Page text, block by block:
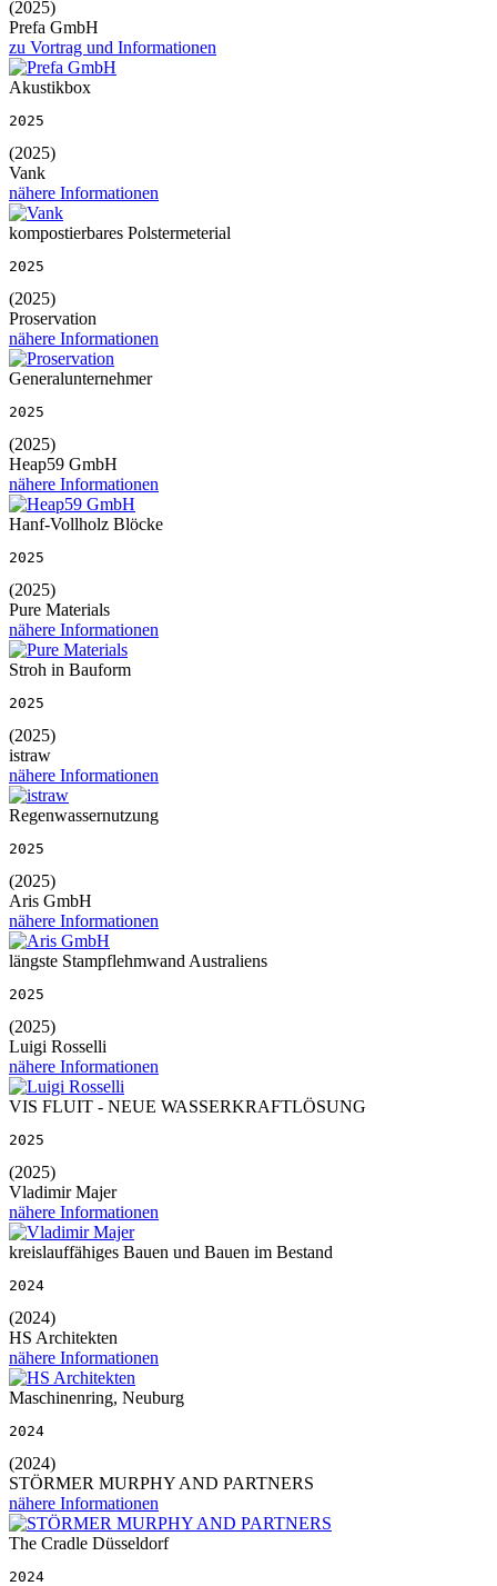
(2025)
Prefa GmbH
zu Vortrag und Informationen
Akustikbox
2025
(2025)
Vank
nähere Informationen
kompostierbares Polstermeterial
2025
(2025)
Proservation
nähere Informationen
Generalunternehmer
2025
(2025)
Heap59 GmbH
nähere Informationen
Hanf-Vollholz Blöcke
2025
(2025)
Pure Materials
nähere Informationen
Stroh in Bauform
2025
(2025)
istraw
nähere Informationen
Regenwassernutzung
2025
(2025)
Aris GmbH
nähere Informationen
längste Stampflehmwand Australiens
2025
(2025)
Luigi Rosselli
nähere Informationen
VIS FLUIT - NEUE WASSERKRAFTLÖSUNG
2025
(2025)
Vladimir Majer
nähere Informationen
kreislauffähiges Bauen und Bauen im Bestand
2024
(2024)
HS Architekten
nähere Informationen
Maschinenring, Neuburg
2024
(2024)
STÖRMER MURPHY AND PARTNERS
nähere Informationen
The Cradle Düsseldorf
2024